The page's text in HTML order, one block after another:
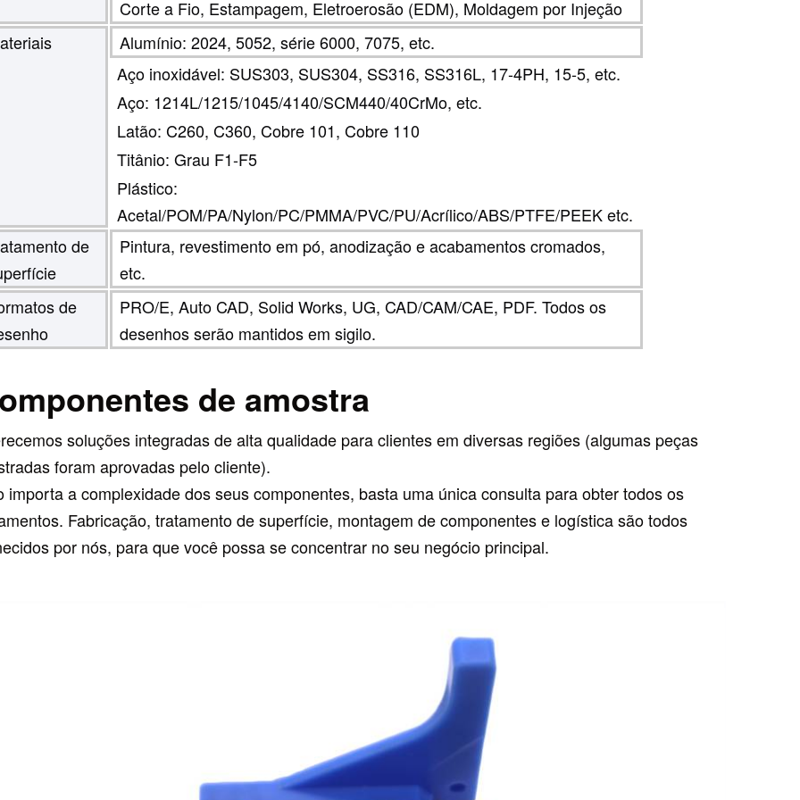
Corte a Fio, Estampagem, Eletroerosão (EDM), Moldagem por Injeção
Alumínio: 2024, 5052, série 6000, 7075, etc.
Aço inoxidável: SUS303, SUS304, SS316, SS316L, 17-4PH, 15-5, etc.
Aço: 1214L/1215/1045/4140/SCM440/40CrMo, etc.
Latão: C260, C360, Cobre 101, Cobre 110
Titânio: Grau F1-F5
Plástico:
Acetal/POM/PA/Nylon/PC/PMMA/PVC/PU/Acrílico/ABS/PTFE/PEEK etc.
de
Pintura, revestimento em pó, anodização e acabamentos cromados,
etc.
de
PRO/E, Auto CAD, Solid Works, UG, CAD/CAM/CAE, PDF. Todos os
desenhos serão mantidos em sigilo.
de amostra
soluções integradas de alta qualidade para clientes em diversas regiões (algumas peças
foram aprovadas pelo cliente).
importa a complexidade dos seus componentes, basta uma única consulta para obter todos os
Fabricação, tratamento de superfície, montagem de componentes e logística são todos
por nós, para que você possa se concentrar no seu negócio principal.